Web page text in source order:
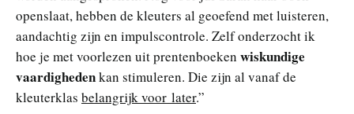
openslaat, hebben de kleuters al geoefend met luisteren,
aandachtig zijn en impulscontrole. Zelf onderzocht ik
hoe je met voorlezen uit prentenboeken wiskundige
vaardighedenkan stimuleren. Die zijn al vanaf de
kleuterklas belangrijk voor later.”